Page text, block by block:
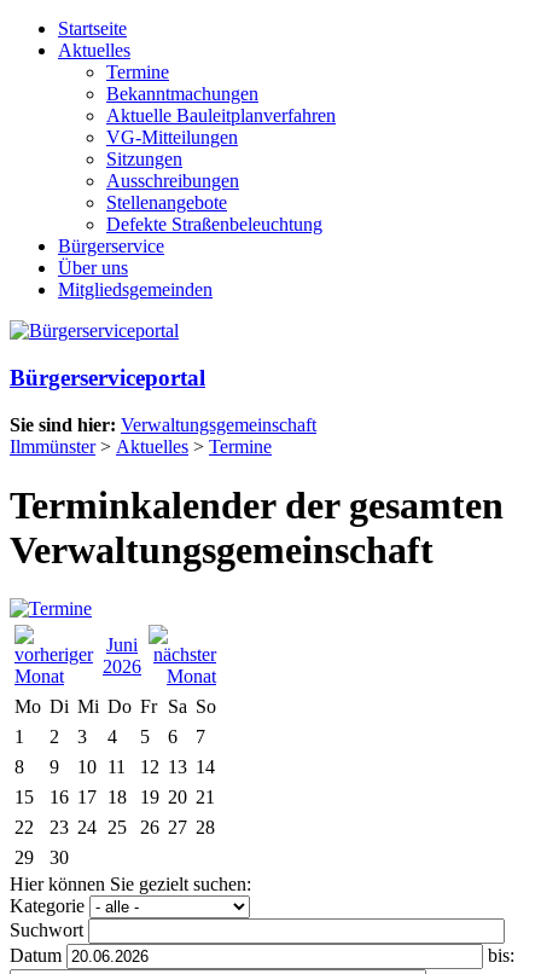
Startseite
Aktuelles
Termine
Bekanntmachungen
Aktuelle Bauleitplanverfahren
VG-Mitteilungen
Sitzungen
Ausschreibungen
Stellenangebote
Defekte Straßenbeleuchtung
Bürgerservice
Über uns
Mitgliedsgemeinden
Bürgerserviceportal
Sie sind hier: Verwaltungsgemeinschaft
Ilmmünster> Aktuelles > Termine
Terminkalender der gesamten
Verwaltungsgemeinschaft
Juni
2026
Mo Di Mi Do Fr Sa So
1
2 3 4 5 6
7
8
9 10 11 12 13 14
15
16 17 18 19 20 21
22
23 24 25 26 27 28
29
30
Hier können Sie gezielt suchen:
Kategorie
Suchwort
Datum
bis: